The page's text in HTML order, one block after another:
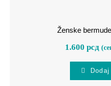
Ženske
1.600 рсд